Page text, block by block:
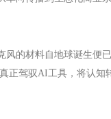
的材料自地球诞生便
正驾驭AI工具，将认知